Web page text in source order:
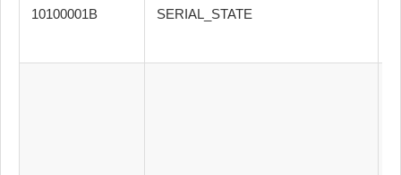
10100001B SERIAL_STATE